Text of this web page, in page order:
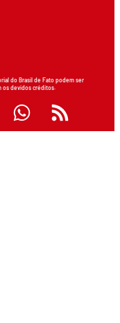
do Brasil de Fato podem ser
os devidos créditos.